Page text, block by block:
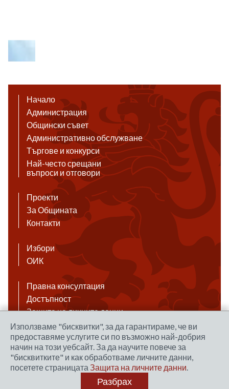
Начало
Администрация
Общински съвет
Административно обслужване
Търгове и конкурси
Най-често срещани
въпроси и отговори
Проекти
За Общината
Контакти
Избори
ОИК
Правна консултация
Достъпност
Защита на личните данни
Антикорупция
Връзки
Правила за ползване на сайта
Уеб дизайн и хостинг: NEO MEDIA
Използваме "бисквитки", за да гарантираме, че ви
предоставяме услугите си по възможно най-добрия
начин на този уебсайт. За да научите повече за
"бисквитките" и как обработваме личните данни,
посетете страницата Защита на личните данни.
Разбрах